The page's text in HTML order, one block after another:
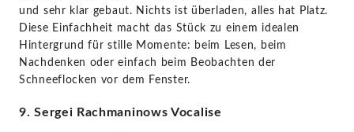
und sehr klar gebaut. Nichts ist überladen, alles hat Platz.
Diese Einfachheit macht das Stück zu einem idealen
Hintergrund für stille Momente: beim Lesen, beim
Nachdenken oder einfach beim Beobachten der
Schneeflocken vor dem Fenster.
9. Sergei Rachmaninows Vocalise